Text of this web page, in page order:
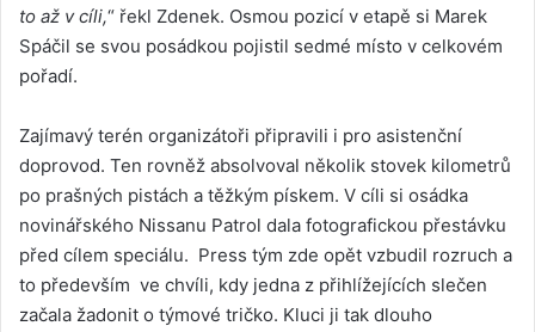
to až v cíli,“ řekl Zdenek. Osmou pozicí v etapě si Marek
Spáčil se svou posádkou pojistil sedmé místo v celkovém
pořadí.
Zajímavý terén organizátoři připravili i pro asistenční
doprovod. Ten rovněž absolvoval několik stovek kilometrů
po prašných pistách a těžkým pískem. V cíli si osádka
novinářského Nissanu Patrol dala fotografickou přestávku
před cílem speciálu. Press tým zde opět vzbudil rozruch a
to především ve chvíli, kdy jedna z přihlížejících slečen
začala žadonit o týmové tričko. Kluci ji tak dlouho